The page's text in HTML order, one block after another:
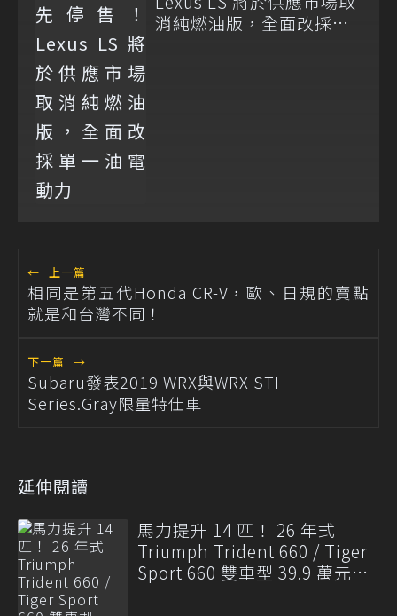
消純燃油版，全面改採單
← 上一篇
相同是第五代Honda CR-V，歐、日規的賣點
就是和台灣不同！
下一篇 →
Subaru發表2019 WRX與WRX STI
Series.Gray限量特仕車
延伸閱讀
馬力提升 14 匹！ 26 年式
Triumph Trident 660 / Tiger
Sport 660 雙車型 39.9 萬元起